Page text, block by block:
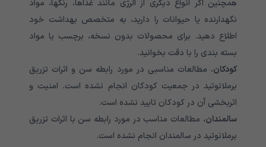
همچنین اگر انواع دیگری از آلرژی مانند غذاها، رنگها، مواد
نگهدارنده یا حیوانات را دارید، به متخصص بهداشت خود
اطلاع دهید. برای محصولات بدون نسخه، برچسب یا مواد
بسته بندی را با دقت بخوانید.
کودکان. مطالعات مناسبی در مورد رابطه سن و اثرات تزریق
برملانوتید در جمعیت کودکان انجام نشده است. امنیت و
اثربخشی آن در کودکان تایید نشده است.
سالمندان. مطالعات مناسب در مورد رابطه سن با اثرات تزریق
برملانوتید در سالمندان انجام نشده است.